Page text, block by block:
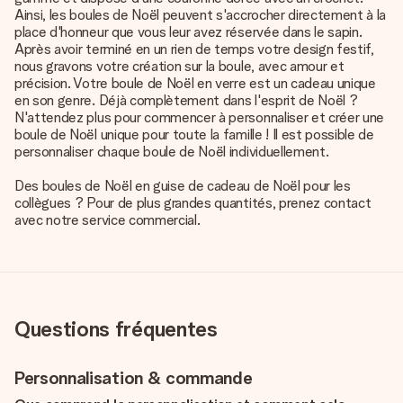
Ainsi, les boules de Noël peuvent s'accrocher directement à la
place d'honneur que vous leur avez réservée dans le sapin.
Après avoir terminé en un rien de temps votre design festif,
nous gravons votre création sur la boule, avec amour et
précision. Votre boule de Noël en verre est un cadeau unique
en son genre. Déjà complètement dans l'esprit de Noël ?
N'attendez plus pour commencer à personnaliser et créer une
boule de Noël unique pour toute la famille ! Il est possible de
personnaliser chaque boule de Noël individuellement.
Des boules de Noël en guise decadeau de Noël pour les
collègues ? Pour de plus grandes quantités, prenez contact
avec notre service commercial.
Questions fréquentes
Personnalisation & commande